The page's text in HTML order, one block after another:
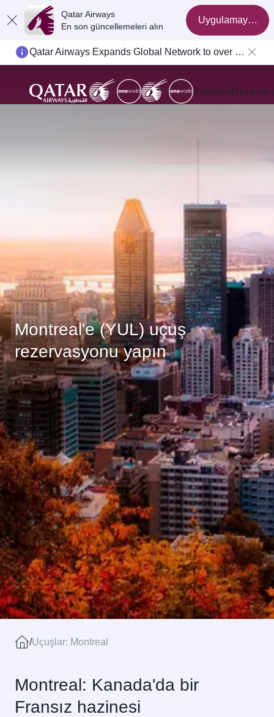
Qatar Airways
En son güncellemeleri alın
Uygulamaya
Qatar Airways Expands Global Network to over 160 Destinations
Keşfedin Rezerve
Montreal'e (YUL) uçuş
rezervasyonu yapın
/Uçuşlar: Montreal
Montreal: Kanada'da bir
Fransız hazinesi